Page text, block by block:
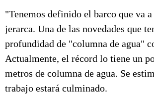
"Tenemos definido el barco que va
jerarca. Una de las novedades que
profundidad de "columna de agua"
Actualmente, el récord lo tiene un
metros de columna de agua. Se
trabajo estará culminado.